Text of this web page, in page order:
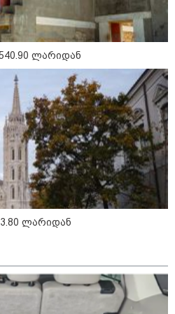
რადგან
ვერცერთ
- რას წერს
ომზე
ლარიდან
ლარიდან